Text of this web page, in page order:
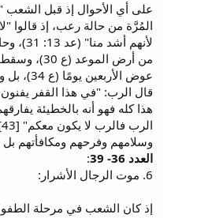
على أي الأحوال إذ قبل الشعب
المُرَّة من حالة رعب، إذ قالوا
لأنهم
من أرض
عوض
هذا كله فهو أنه بالخطيئة
وسلامهم وفرحهم ومكافأتهم بل
العدد 36- 39
:
6. موت الرجال الأشرار:
إذ كان الشعب في مرحلة